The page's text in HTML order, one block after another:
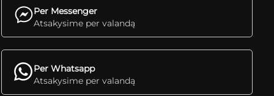
Per Messenger
Atsakysime per valandą
Per Whatsapp
Atsakysime per valandą